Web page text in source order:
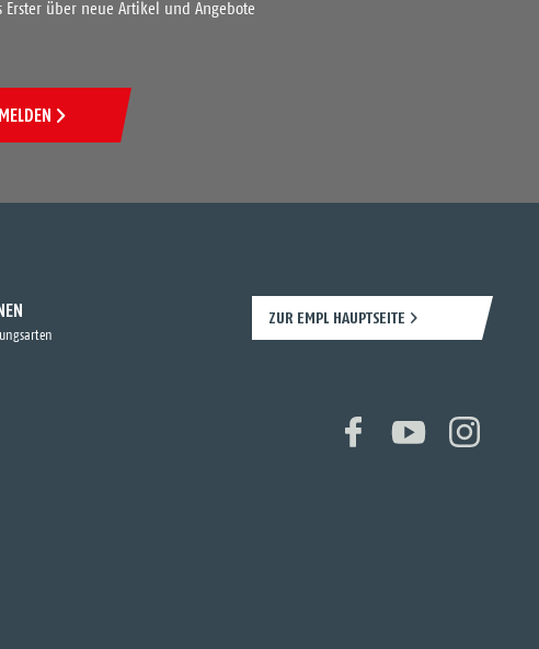
über neue Artikel und Angebote
ZUR EMPL HAUPTSEITE